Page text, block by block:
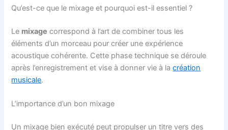
Qu’est-ce que le mixage et pourquoi est-il essentiel ?
Le mixage correspond à l’art de combiner tous les
éléments d’un morceau pour créer une expérience
acoustique cohérente. Cette phase technique se déroule
après l’enregistrement et vise à donner vie à lacréation
musicale.
L’importance d’un bon mixage
Un mixage bien exécuté peut propulser un titre vers des